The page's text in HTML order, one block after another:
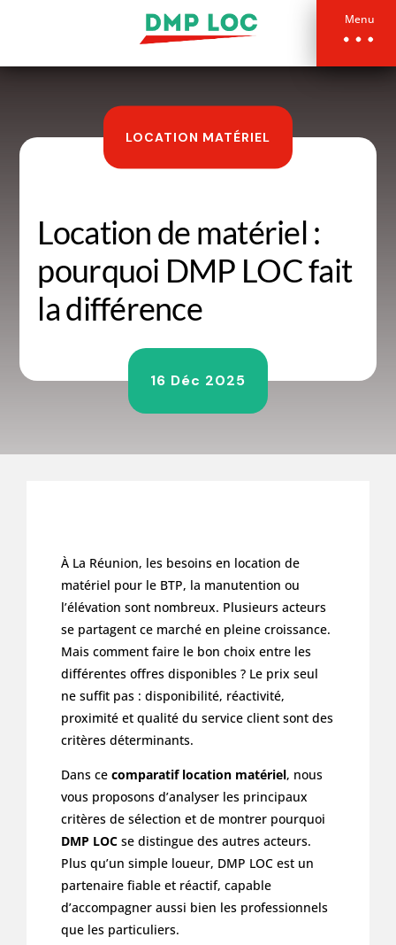
Menu
LOCATION MATÉRIEL
Location de matériel :
pourquoi DMP LOC fait
la différence
16 Déc 2025
À La Réunion, les besoins en location de
matériel pour le BTP, la manutention ou
l’élévation sont nombreux. Plusieurs acteurs
se partagent ce marché en pleine croissance.
Mais comment faire le bon choix entre les
différentes offres disponibles ? Le prix seul
ne suffit pas : disponibilité, réactivité,
proximité et qualité du service client sont des
critères déterminants.
Dans ce comparatif location matériel, nous
vous proposons d’analyser les principaux
critères de sélection et de montrer pourquoi
DMP LOCse distingue des autres acteurs.
Plus qu’un simple loueur, DMP LOC est un
partenaire fiable et réactif, capable
d’accompagner aussi bien les professionnels
que les particuliers.